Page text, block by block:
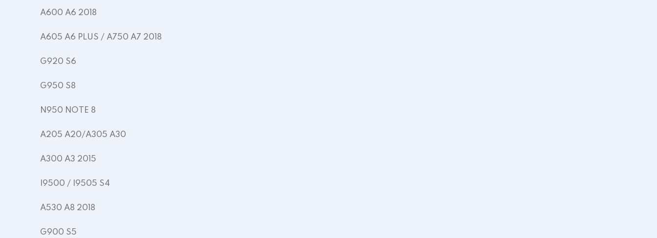
A600 A6 2018
A605 A6 PLUS / A750 A7 2018
G920 S6
G950 S8
N950 NOTE 8
A205 A20/A305 A30
A300 A3 2015
I9500 / I9505 S4
A530 A8 2018
G900 S5